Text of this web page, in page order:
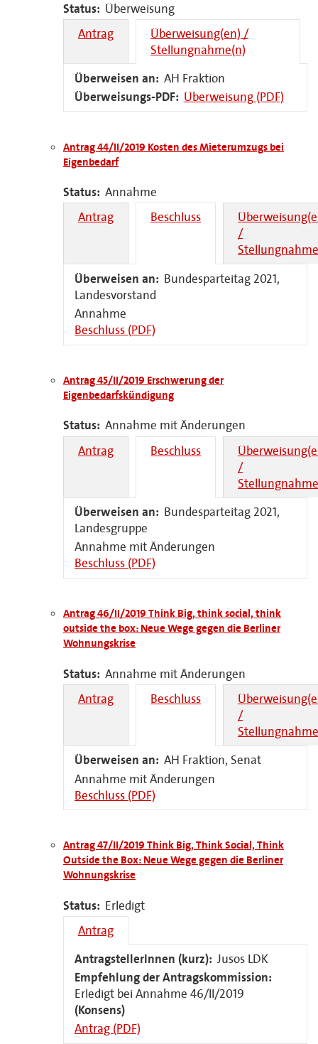
Status: Überweisung
Antrag
Überweisung(en) /
Stellungnahme(n)
Überweisen an: AH Fraktion
Überweisungs-PDF: Überweisung (PDF)
Antrag 44/II/2019 Kosten des Mieterumzugs bei
Eigenbedarf
Status: Annahme
Antrag
Beschluss
/
Überweisen an: Bundesparteitag 2021,
Landesvorstand
Annahme
Beschluss (PDF)
Antrag 45/II/2019 Erschwerung der
Eigenbedarfskündigung
Status: Annahme mit Änderungen
Antrag
Beschluss
/
Überweisen an: Bundesparteitag 2021,
Landesgruppe
Annahme mit Änderungen
Beschluss (PDF)
Antrag 46/II/2019 Think Big, think social, think
outside the box: Neue Wege gegen die Berliner
Wohnungskrise
Status: Annahme mit Änderungen
Antrag
Beschluss
/
Überweisen an: AH Fraktion, Senat
Annahme mit Änderungen
Beschluss (PDF)
Antrag 47/II/2019 Think Big, Think Social, Think
Outside the Box: Neue Wege gegen die Berliner
Wohnungskrise
Status: Erledigt
Antrag
AntragstellerInnen (kurz): Jusos LDK
Empfehlung der Antragskommission:
Erledigt bei Annahme 46/II/2019
(Konsens)
Antrag (PDF)